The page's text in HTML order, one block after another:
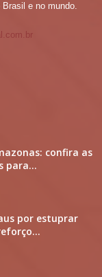
e no mundo.
confira as
para...
por estuprar